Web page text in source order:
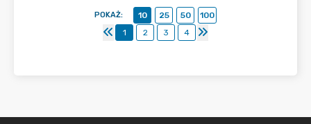
POKAŻ: 10 25 50
100
1
2 3 4